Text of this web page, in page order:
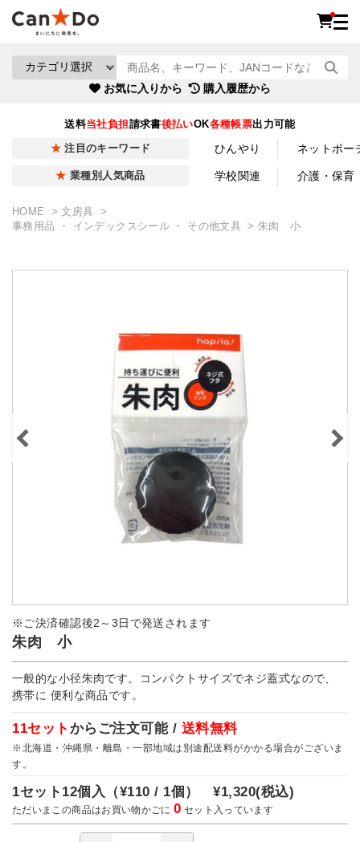
お気に入りから 購入履歴から
送料当社負担請求書後払いOK各種帳票出力可能
注目のキーワード ひんやり ネットポー
業種別人気商品 学校関連 介護・保育
HOME
文房具
事務用品 ・ インデックスシール ・ その他文具
朱肉 小
※ご決済確認後2～3日で発送されます
朱肉 小
一般的な小径朱肉です。コンパクトサイズでネジ蓋式なので、
携帯に 便利な商品です。
11セット からご注文可能 / 送料無料
※北海道・沖縄県・離島・一部地域は別途配送料がかかる場合がございま
す。
1セット12個入（¥110 / 1個）¥1,320(税込)
ただいまこの商品はお買い物かごに0 セット入っています